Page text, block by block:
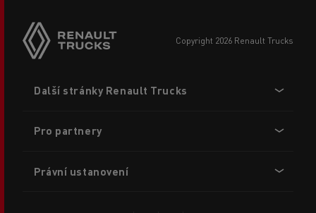
copyright 2026 Renault Trucks
menu
Další stránky Renault Trucks
Pro partnery
Právní ustanovení